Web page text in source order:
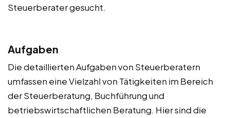
Steuerberater gesucht.
Aufgaben
Die detaillierten Aufgaben von Steuerberatern
umfassen eine Vielzahl von Tätigkeiten im Bereich
der Steuerberatung, Buchführung und
betriebswirtschaftlichen Beratung. Hier sind die